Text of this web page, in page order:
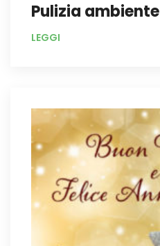
Pulizia ambiente
LEGGI